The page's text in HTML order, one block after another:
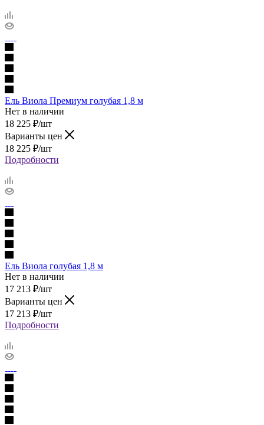
Ель Виола Премиум голубая 1,8 м
Нет в наличии
18 225 ₽/шт
Варианты цен
18 225 ₽/шт
Подробности
Ель Виола голубая 1,8 м
Нет в наличии
17 213 ₽/шт
Варианты цен
17 213 ₽/шт
Подробности